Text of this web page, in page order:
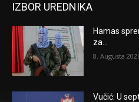
IZBOR UREDNIKA
Hamas
za...
8. Augusta
Vučić: U